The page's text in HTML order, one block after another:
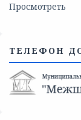
Просмотреть
ТЕЛЕФОН